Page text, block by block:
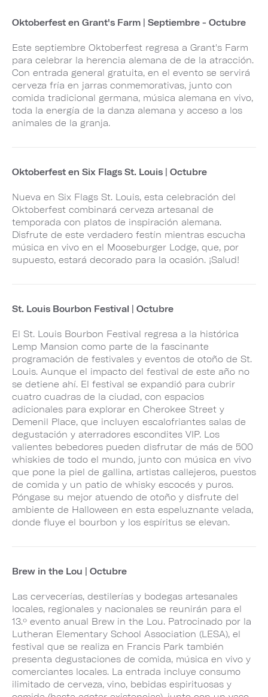
Oktoberfest en Grant's Farm | Septiembre - Octubre
Este septiembre Oktoberfest regresa a Grant's Farm
para celebrar la herencia alemana de de la atracción.
Con entrada general gratuita, en el evento se servirá
cerveza fría en jarras conmemorativas, junto con
comida tradicional germana, música alemana en vivo,
toda la energía de la danza alemana y acceso a los
animales de la granja.
Oktoberfest en Six Flags St. Louis | Octubre
Nueva en Six Flags St. Louis, esta celebración del
Oktoberfest combinará cerveza artesanal de
temporada con platos de inspiración alemana.
Disfrute de este verdadero festín mientras escucha
música en vivo en el Mooseburger Lodge, que, por
supuesto, estará decorado para la ocasión. ¡Salud!
St. Louis Bourbon Festival | Octubre
El St. Louis Bourbon Festival regresa a la histórica
Lemp Mansion como parte de la fascinante
programación de festivales y eventos de otoño de St.
Louis. Aunque el impacto del festival de este año no
se detiene ahí. El festival se expandió para cubrir
cuatro cuadras de la ciudad, con espacios
adicionales para explorar en Cherokee Street y
Demenil Place, que incluyen escalofriantes salas de
degustación y aterradores escondites VIP. Los
valientes bebedores pueden disfrutar de más de 500
whiskies de todo el mundo, junto con música en vivo
que pone la piel de gallina, artistas callejeros, puestos
de comida y un patio de whisky escocés y puros.
Póngase su mejor atuendo de otoño y disfrute del
ambiente de Halloween en esta espeluznante velada,
donde fluye el bourbon y los espíritus se elevan.
Brew in the Lou | Octubre
Las cervecerías, destilerías y bodegas artesanales
locales, regionales y nacionales se reunirán para el
13.º evento anual Brew in the Lou. Patrocinado por la
Lutheran Elementary School Association (LESA), el
festival que se realiza en Francis Park también
presenta degustaciones de comida, música en vivo y
comerciantes locales. La entrada incluye consumo
ilimitado de cerveza, vino, bebidas espirituosas y